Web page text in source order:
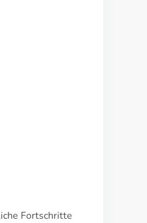
Fortschritte